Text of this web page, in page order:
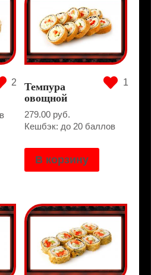
2 1
Темпура
овощной
279.00 руб.
Кешбэк: до 20 баллов
В корзину